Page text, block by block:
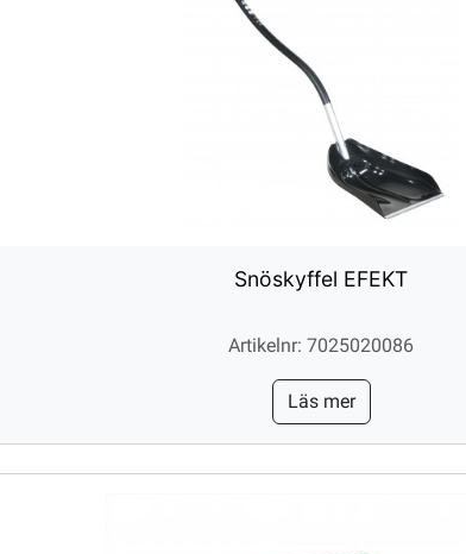
Snöskyffel EFEKT
Artikelnr: 7025020086
Läs mer